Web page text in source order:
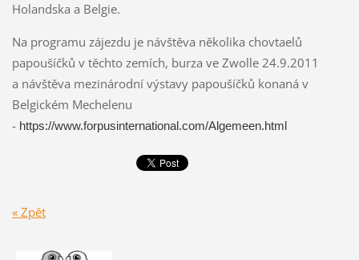
Holandska a Belgie.
Na programu zájezdu je návštěva několika chovtaelů
papoušíčků v těchto zemích, burza ve Zwolle 24.9.2011
a návštěva mezinárodní výstavy papoušíčků konaná v
Belgickém Mechelenu
- https://www.forpusinternational.com/Algemeen.html
« Zpět